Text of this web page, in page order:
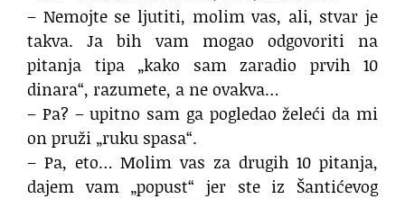
– Nemojte se ljutiti, molim vas, ali, stvar je
takva. Ja bih vam mogao odgovoriti na
pitanja tipa „kako sam zaradio prvih 10
dinara“, razumete, a ne ovakva…
– Pa? – upitno sam ga pogledao želeći da mi
on pruži „ruku spasa“.
– Pa, eto… Molim vas za drugih 10 pitanja,
dajem vam „popust“ jer ste iz Šantićevog